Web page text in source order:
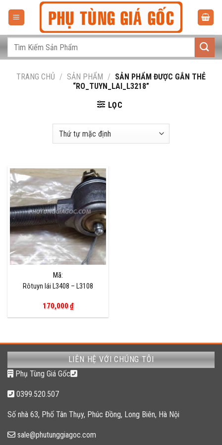
dungTìm
TRANG CHỦ / SẢN PHẨM / SẢN PHẨM ĐƯỢC GẮN THẺ
“RO_TUYN_LAI_L3218”
LỌC
Mã:
Rôtuyn lái L3408 – L3108
170,000₫
LIÊN HỆ VỚI CHÚNG TÔI
Phụ Tùng Giá Gốc
0399.520.507
Số nhà 63, Phố Tân Thụy, Phúc Đồng, Long Biên, Hà Nội
sale@phutunggiagoc.com